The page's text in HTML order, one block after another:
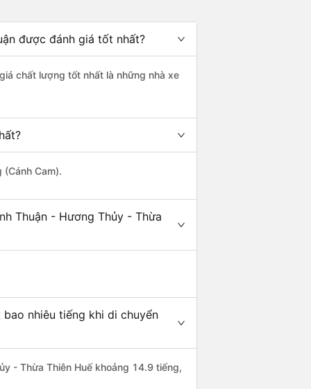
được đánh giá tốt nhất?
chất lượng tốt nhất là những nhà xe
Cam).
Thuận - Hương Thủy - Thừa
nhiêu tiếng khi di chuyển
- Thừa Thiên Huế khoảng 14.9 tiếng,